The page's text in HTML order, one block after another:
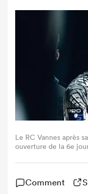
Le RC Vannes après
ouverture de la 6e
Comment